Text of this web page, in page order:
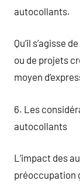
autocollants.
Qu’il s’agisse
ou de projets
moyen
6. Les
autocollants
L’impact des
préoccupation